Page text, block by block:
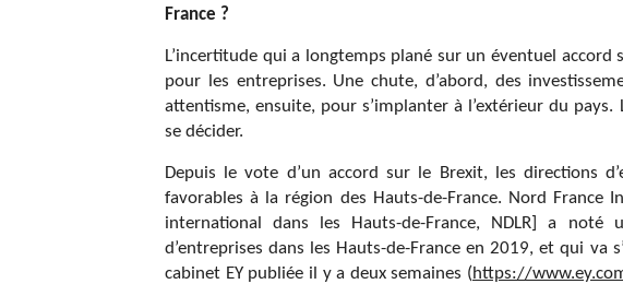
France ?
L’incertitude qui a longtemps plané sur un éventuel accord
pour les entreprises. Une chute, d’abord, des
attentisme, ensuite, pour s’implanter à l’extérieur du
se décider.
Depuis le vote d’un accord sur le Brexit, les directions
favorables à la région des Hauts-de-France. Nord France
international dans les Hauts-de-France, NDLR] a noté
d’entreprises dans les Hauts-de-France en 2019, et qui va
cabinet EY publiée il y a deux semaines (https://